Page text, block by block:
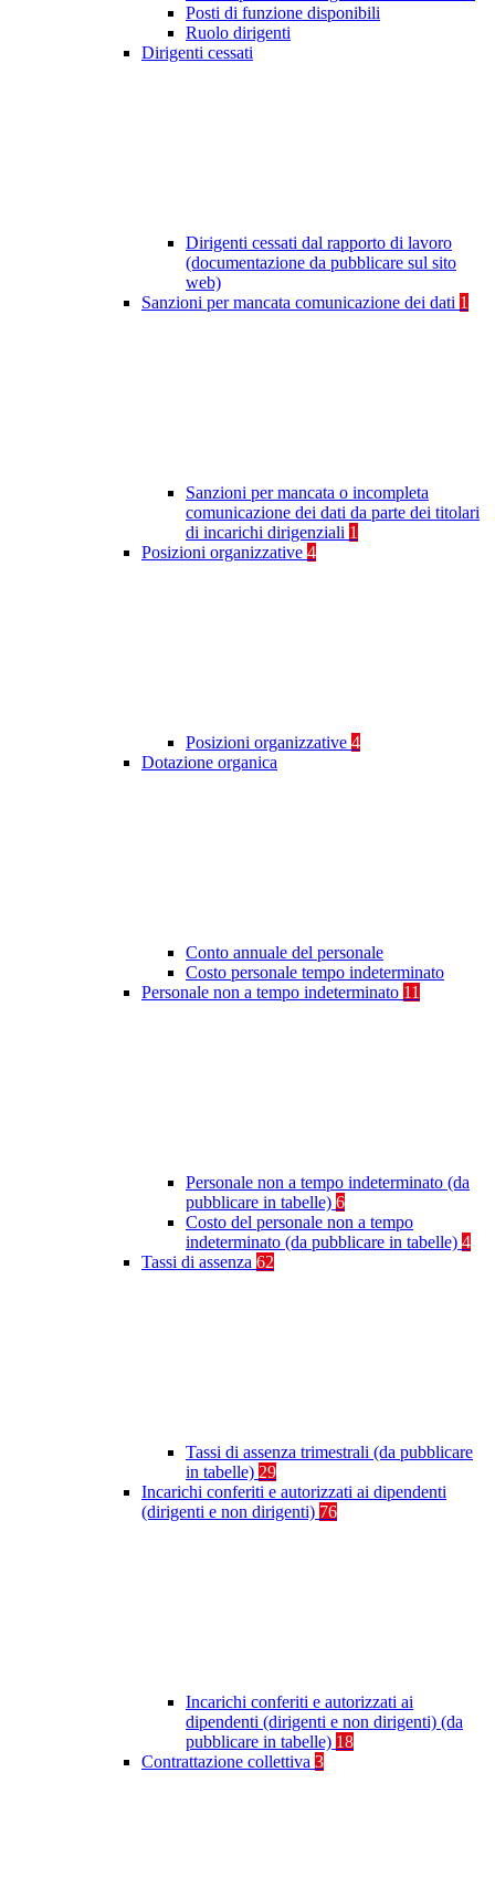
Posti di funzione disponibili
Ruolo dirigenti
Dirigenti cessati
Dirigenti cessati dal rapporto di lavoro
(documentazione da pubblicare sul sito
web)
Sanzioni per mancata comunicazione dei dati 1
Sanzioni per mancata o incompleta
comunicazione dei dati da parte dei titolari
di incarichi dirigenziali 1
Posizioni organizzative 4
Posizioni organizzative 4
Dotazione organica
Conto annuale del personale
Costo personale tempo indeterminato
Personale non a tempo indeterminato 11
Personale non a tempo indeterminato (da
pubblicare in tabelle) 6
Costo del personale non a tempo
indeterminato (da pubblicare in tabelle) 4
Tassi di assenza 62
Tassi di assenza trimestrali (da pubblicare
in tabelle) 29
Incarichi conferiti e autorizzati ai dipendenti
(dirigenti e non dirigenti) 76
Incarichi conferiti e autorizzati ai
dipendenti (dirigenti e non dirigenti) (da
pubblicare in tabelle) 18
Contrattazione collettiva 3